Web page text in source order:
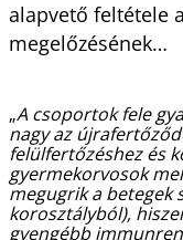
alapvető feltétele
megelőzésének…
„A csoportok fele
nagy az
felülfertőzéshez és
gyermekorvosok
megugrik a betegek
korosztályból),
gyengébb